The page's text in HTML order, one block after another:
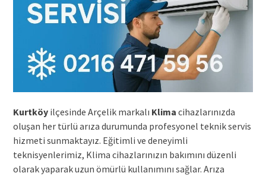
Kurtköyilçesinde Arçelik markalı Klima cihazlarınızda
oluşan her türlü arıza durumunda profesyonel teknik servis
hizmeti sunmaktayız. Eğitimli ve deneyimli
teknisyenlerimiz, Klima cihazlarınızın bakımını düzenli
olarak yaparak uzun ömürlü kullanımını sağlar. Arıza